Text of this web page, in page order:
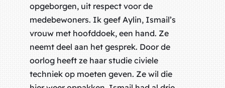
opgeborgen, uit respect voor de
medebewoners. Ik geef Aylin, Ismail’s
vrouw met hoofddoek, een hand. Ze
neemt deel aan het gesprek. Door de
oorlog heeft ze haar studie civiele
techniek op moeten geven. Ze wil die